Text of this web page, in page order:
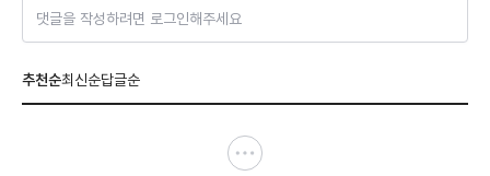
댓글을 작성하려면 로그인해주세요
추천순최신순답글순